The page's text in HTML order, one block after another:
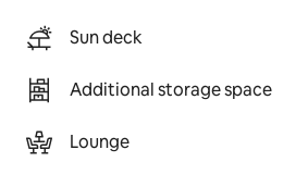
Sun deck
Additional storage space
Lounge